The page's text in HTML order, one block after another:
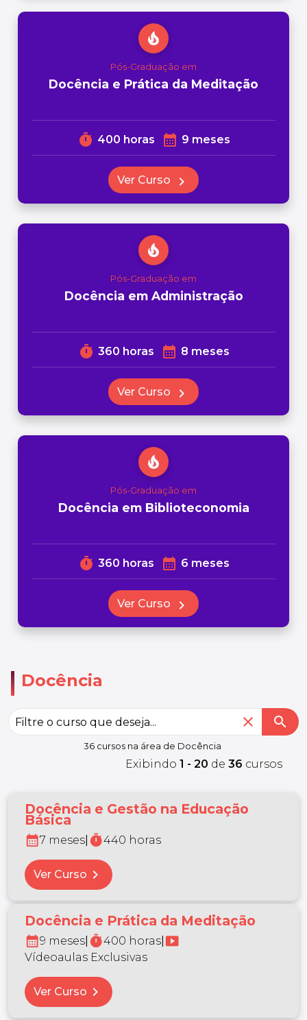
local_fire_department
Pós-Graduação em
Docência e Prática da Meditação
timer 400 horas calendar_month 9 meses
Ver Curso chevron_right
local_fire_department
Pós-Graduação em
Docência em Administração
timer 360 horas calendar_month 8 meses
Ver Curso chevron_right
local_fire_department
Pós-Graduação em
Docência em Biblioteconomia
timer 360 horas calendar_month 6 meses
Ver Curso chevron_right
Docência
close search
36 cursos na área de Docência
Exibindo 1 - 20 de 36 cursos
Docência e Gestão na Educação
Básica
calendar_month7 meses timer440 horas
Ver Curso chevron_right
Docência e Prática da Meditação
calendar_month9 meses timer400 horas smart_display
Vídeoaulas Exclusivas
Ver Curso chevron_right